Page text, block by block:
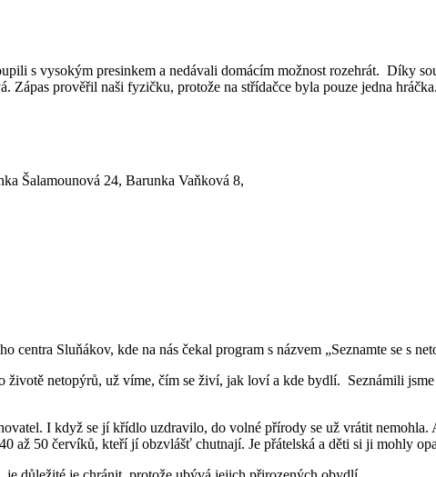
s vysokým presinkem a nedávali domácím možnost rozehrát. Díky
prověřil naši fyzičku, protože na střídačce byla pouze jedna
Šalamounová 24, Barunka Vaňková 8,
Sluňákov, kde na nás čekal program s názvem „Seznamte se s
netopýrů, už víme, čím se živí, jak loví a kde bydlí. Seznámili
I když se jí křídlo uzdravilo, do volné přírody se už vrátit
až 50 červíků, kteří jí obzvlášť chutnají. Je přátelská a děti si ji mohly